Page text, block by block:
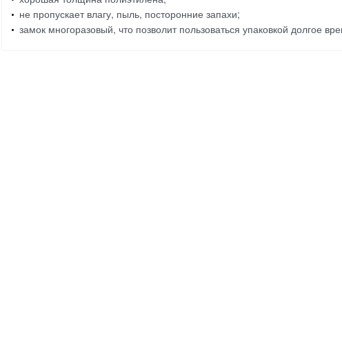
не пропускает влагу, пыль, посторонние запахи;
замок многоразовый, что позволит пользоваться упаковкой долгое